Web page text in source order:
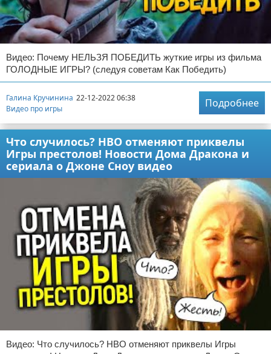
Видео: Почему НЕЛЬЗЯ ПОБЕДИТЬ жуткие игры из фильма
ГОЛОДНЫЕ ИГРЫ? (следуя советам Как Победить)
Галина Кручинина 22-12-2022 06:38
Видео про игры
Подробнее
Что случилось? НВО отменяют приквелы
Игры престолов! Новости Дома Дракона и
сериала о Джоне Сноу видео
Видео: Что случилось? НВО отменяют приквелы Игры